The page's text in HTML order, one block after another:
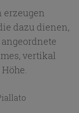
erzeugen
dazu dienen,
vertikal